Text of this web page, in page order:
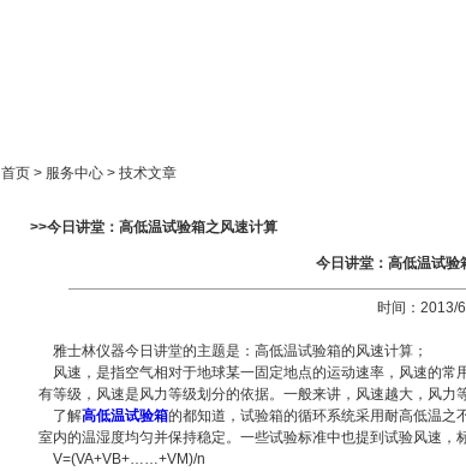
首页 > 服务中心 > 技术文章
>>今日讲堂：高低温试验箱之风速计算
今日讲堂：高低温试验
时间：2013/
雅士林仪器今日讲堂的主题是：高低温试验箱的风速计算；
风速，是指空气相对于地球某一固定地点的运动速率，风速的常
有等级，风速是风力等级划分的依据。一般来讲，风速越大，风力
了解高低温试验箱的都知道，试验箱的循环系统采用耐高低温之
室内的温湿度均匀并保持稳定。一些试验标准中也提到试验风速，
V=(VA+VB+……+VM)/n